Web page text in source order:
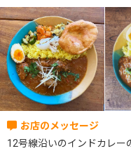
12号線沿いのインドカレー